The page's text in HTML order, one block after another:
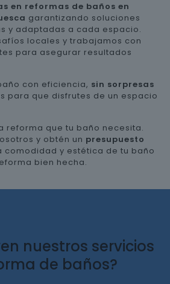
en reformas de baños en
garantizando soluciones
y adaptadas a cada espacio.
locales y trabajamos con
para asegurar resultados
con eficiencia, sin sorpresas
para que disfrutes de un espacio
reforma que tu baño necesita.
y obtén un presupuesto
comodidad y estética de tu baño
bien hecha.
nuestros servicios
de baños?